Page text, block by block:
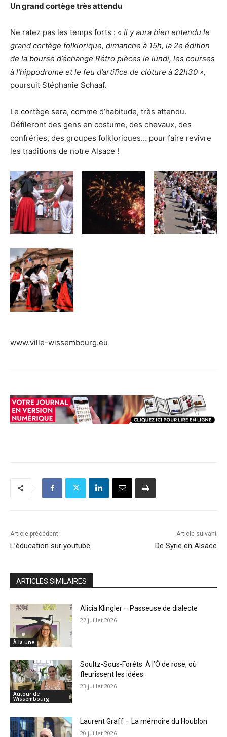
Un grand cortège très attendu
Ne ratez pas les temps forts : « Il y aura bien entendu le
grand cortège folklorique, dimanche à 15h, la 2e édition
de la bourse d’échange Rétro pièces le lundi, les courses
à l’hippodrome et le feu d’artifice de clôture à 22h30 »,
poursuit Stéphanie Schaaf.
Le cortège sera, comme d’habitude, très attendu.
Défileront des gens en costume, des chevaux, des
confréries, des groupes folkloriques… pour faire revivre
les traditions de notre Alsace !
www.ville-wissembourg.eu
Article précédent
L’éducation sur youtube
Article suivant
De Syrie en Alsace
ARTICLES SIMILAIRES
À la une
Alicia Klingler – Passeuse de dialecte
27 juillet 2026
Autour de
Wissembourg
Soultz-Sous-Forêts. À l’Ô de rose, où
fleurissent les idées
23 juillet 2026
Laurent Graff – La mémoire du Houblon
20 juillet 2026